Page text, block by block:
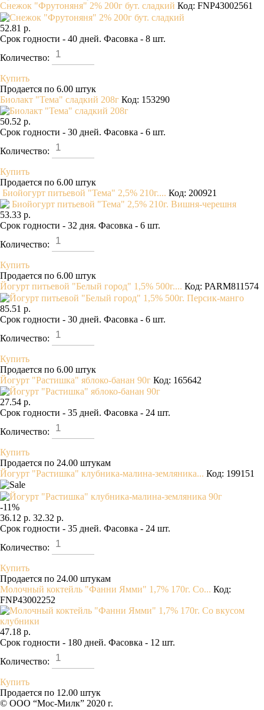
Снежок "Фрутоняня" 2% 200г бут. сладкий Код: FNP43002561
52.81 р.
Срок годности - 40 дней. Фасовка - 8 шт.
Количество:
Купить
Продается по 6.00 штук
Биолакт "Тема" сладкий 208г Код: 153290
50.52 р.
Срок годности - 30 дней. Фасовка - 6 шт.
Количество:
Купить
Продается по 6.00 штук
Биойогурт питьевой "Тема" 2,5% 210г.... Код: 200921
53.33 р.
Срок годности - 32 дня. Фасовка - 6 шт.
Количество:
Купить
Продается по 6.00 штук
Йогурт питьевой "Белый город" 1,5% 500г.... Код: PARM811574
85.51 р.
Срок годности - 30 дней. Фасовка - 6 шт.
Количество:
Купить
Продается по 6.00 штук
Йогурт "Растишка" яблоко-банан 90г Код: 165642
27.54 р.
Срок годности - 35 дней. Фасовка - 24 шт.
Количество:
Купить
Продается по 24.00 штукам
Йогурт "Растишка" клубника-малина-земляника... Код: 199151
-11%
36.12 р. 32.32 р.
Срок годности - 35 дней. Фасовка - 24 шт.
Количество:
Купить
Продается по 24.00 штукам
Молочный коктейль "Фанни Ямми" 1,7% 170г. Со... Код:
FNP43002252
47.18 р.
Срок годности - 180 дней. Фасовка - 12 шт.
Количество:
Купить
Продается по 12.00 штук
© ООО “Мос-Милк” 2020 г.